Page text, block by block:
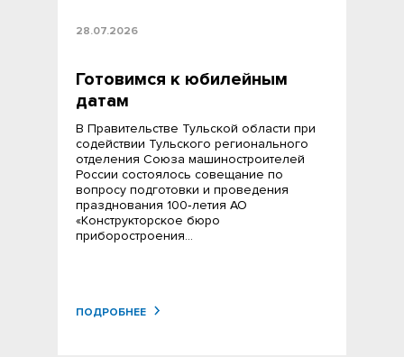
28.07.2026
Готовимся к юбилейным
датам
В Правительстве Тульской области при
содействии Тульского регионального
отделения Союза машиностроителей
России состоялось совещание по
вопросу подготовки и проведения
празднования 100‑летия АО
«Конструкторское бюро
приборостроения…
ПОДРОБНЕЕ